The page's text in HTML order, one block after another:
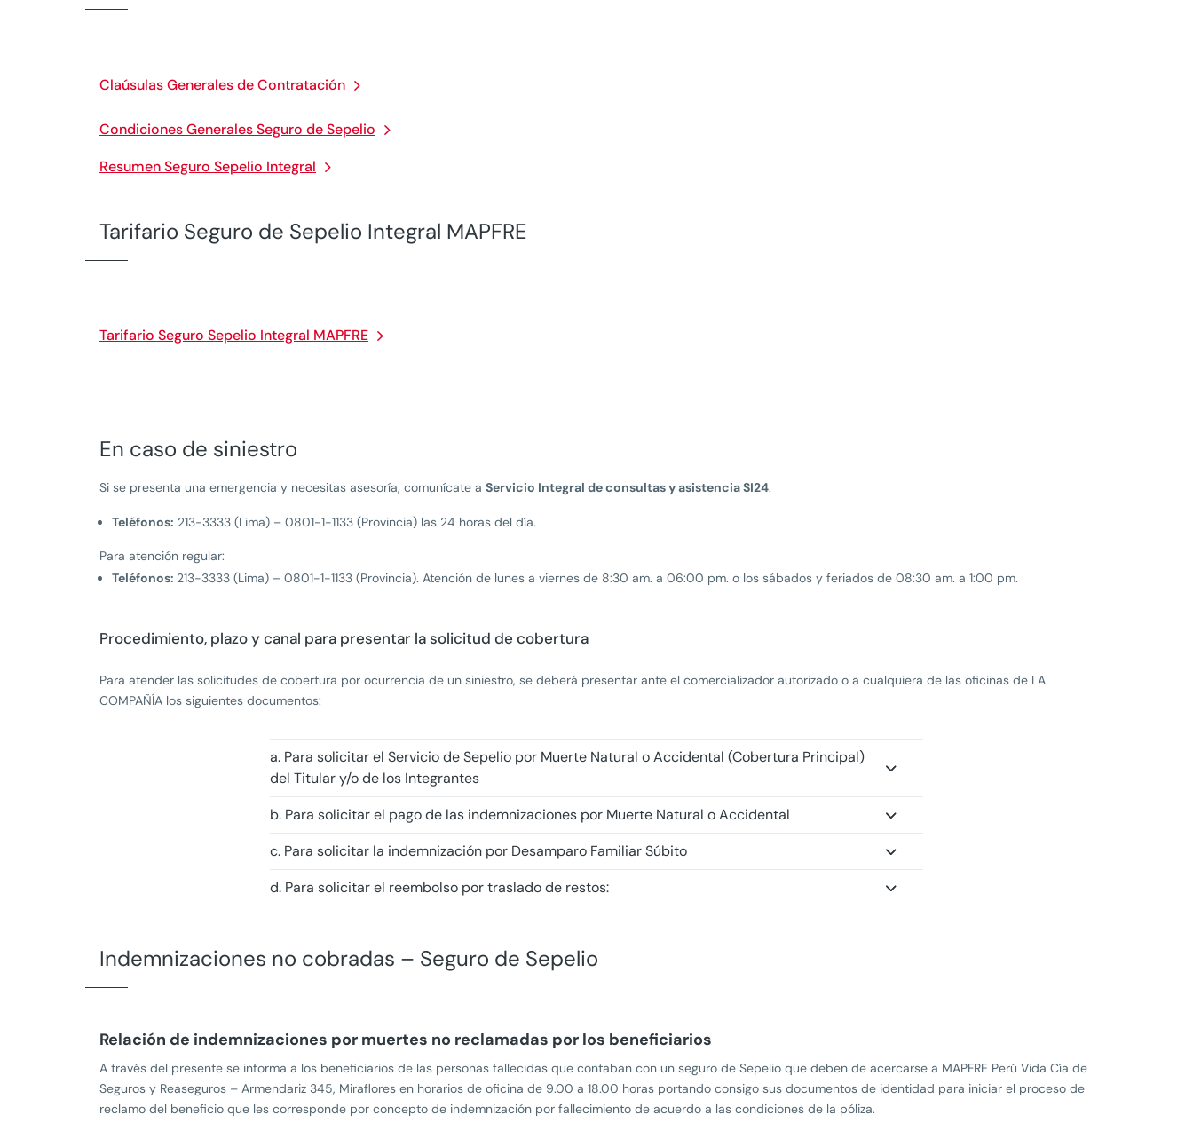
Claúsulas Generales de Contratación
Condiciones Generales Seguro de Sepelio
Resumen Seguro Sepelio Integral
Tarifario Seguro de Sepelio Integral MAPFRE
Tarifario Seguro Sepelio Integral MAPFRE
En caso de siniestro
Si se presenta una emergencia y necesitas asesoría, comunícate a Servicio Integral de consultas y asistencia SI24.
Teléfonos: 213-3333 (Lima) – 0801-1-1133 (Provincia) las 24 horas del día.
Para atención regular:
Teléfonos: 213-3333 (Lima) – 0801-1-1133 (Provincia). Atención de lunes a viernes de 8:30 am. a 06:00 pm. o los sábados y feriados de 08:30 am. a 1:00 pm.
Procedimiento, plazo y canal para presentar la solicitud de cobertura
Para atender las solicitudes de cobertura por ocurrencia de un siniestro, se deberá presentar ante el comercializador autorizado o a cualquiera de las oficinas de LA
COMPAÑÍA los siguientes documentos:
a. Para solicitar el Servicio de Sepelio por Muerte Natural o Accidental (Cobertura Principal)
del Titular y/o de los Integrantes
b. Para solicitar el pago de las indemnizaciones por Muerte Natural o Accidental
c. Para solicitar la indemnización por Desamparo Familiar Súbito
d. Para solicitar el reembolso por traslado de restos:
Indemnizaciones no cobradas – Seguro de Sepelio
Relación de indemnizaciones por muertes no reclamadas por los beneficiarios
A través del presente se informa a los beneficiarios de las personas fallecidas que contaban con un seguro de Sepelio que deben de acercarse a MAPFRE Perú Vida Cía de
Seguros y Reaseguros – Armendariz 345, Miraflores en horarios de oficina de 9.00 a 18.00 horas portando consigo sus documentos de identidad para iniciar el proceso de
reclamo del beneficio que les corresponde por concepto de indemnización por fallecimiento de acuerdo a las condiciones de la póliza.